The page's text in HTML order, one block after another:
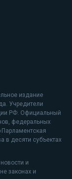
издание
Учредители
РФ. Официальный
федеральных
в десяти субъектах
и
законах и